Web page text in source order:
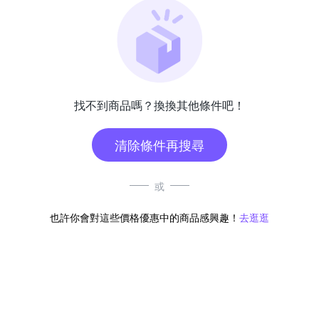
找不到商品嗎？換換其他條件吧！
清除條件再搜尋
或
也許你會對這些價格優惠中的商品感興趣！ 去逛逛